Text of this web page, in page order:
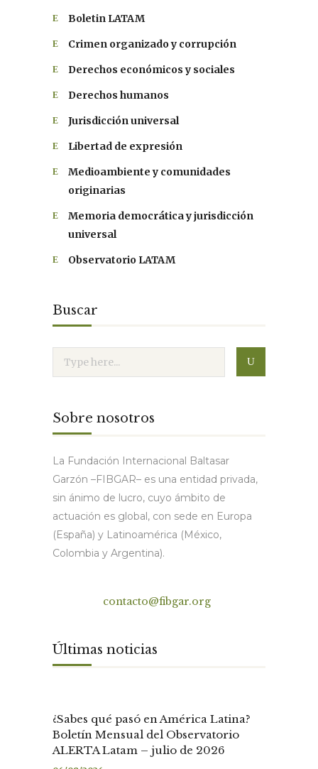
Boletin LATAM
Crimen organizado y corrupción
Derechos económicos y sociales
Derechos humanos
Jurisdicción universal
Libertad de expresión
Medioambiente y comunidades
originarias
Memoria democrática y jurisdicción
universal
Observatorio LATAM
Buscar
Sobre nosotros
La Fundación Internacional Baltasar
Garzón –FIBGAR– es una entidad privada,
sin ánimo de lucro, cuyo ámbito de
actuación es global, con sede en Europa
(España) y Latinoamérica (México,
Colombia y Argentina).
contacto@fibgar.org
Últimas noticias
¿Sabes qué pasó en América Latina?
Boletín Mensual del Observatorio
ALERTA Latam – julio de 2026